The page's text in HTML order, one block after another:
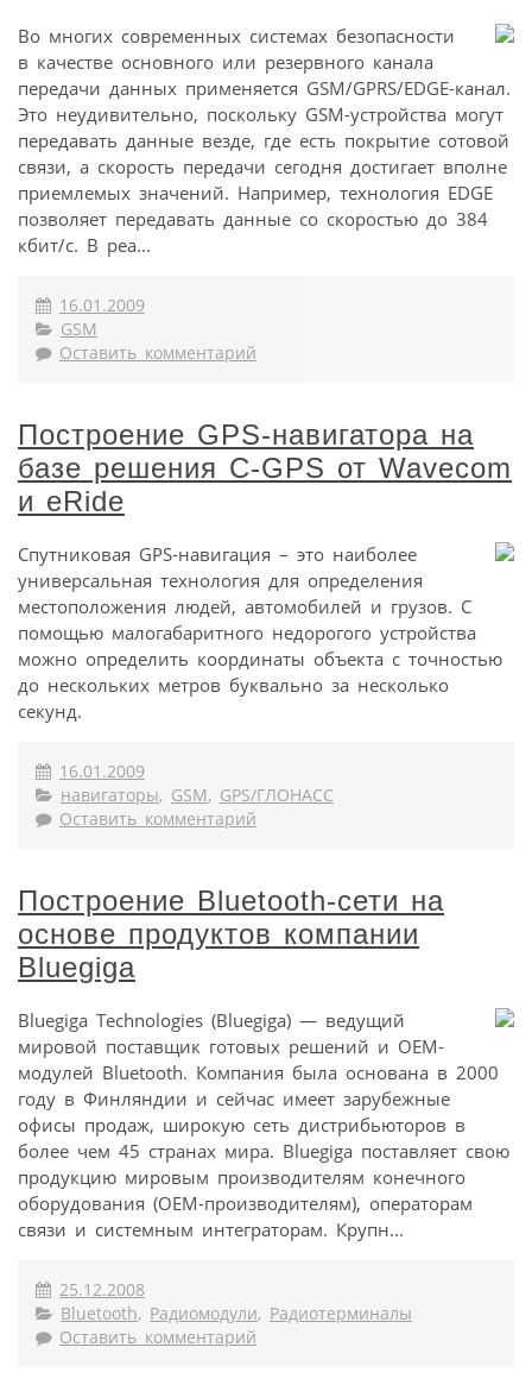
Во многих современных системах безопасности
в качестве основного или резервного канала
передачи данных применяется GSM/GPRS/EDGE-канал.
Это неудивительно, поскольку GSM-устройства могут
передавать данные везде, где есть покрытие сотовой
связи, а скорость передачи сегодня достигает вполне
приемлемых значений. Например, технология EDGE
позволяет передавать данные со скоростью до 384
кбит/с. В реа...
16.01.2009
GSM
Оставить комментарий
Построение GPS-навигатора на
базе решения C-GPS от Wavecom
и eRide
Спутниковая GPS-навигация – это наиболее
универсальная технология для определения
местоположения людей, автомобилей и грузов. С
помощью малогабаритного недорогого устройства
можно определить координаты объекта с точностью
до нескольких метров буквально за несколько
секунд.
16.01.2009
навигаторы, GSM, GPS/ГЛОНАСС
Оставить комментарий
Построение Bluetooth-сети на
основе продуктов компании
Bluegiga
Bluegiga Technologies (Bluegiga) — ведущий
мировой поставщик готовых решений и OEM-
модулей Bluetooth. Компания была основана в 2000
году в Финляндии и сейчас имеет зарубежные
офисы продаж, широкую сеть дистрибьюторов в
более чем 45 странах мира. Bluegiga поставляет свою
продукцию мировым производителям конечного
оборудования (OEM-производителям), операторам
связи и системным интеграторам. Крупн...
25.12.2008
Bluetooth, Радиомодули, Радиотерминалы
Оставить комментарий